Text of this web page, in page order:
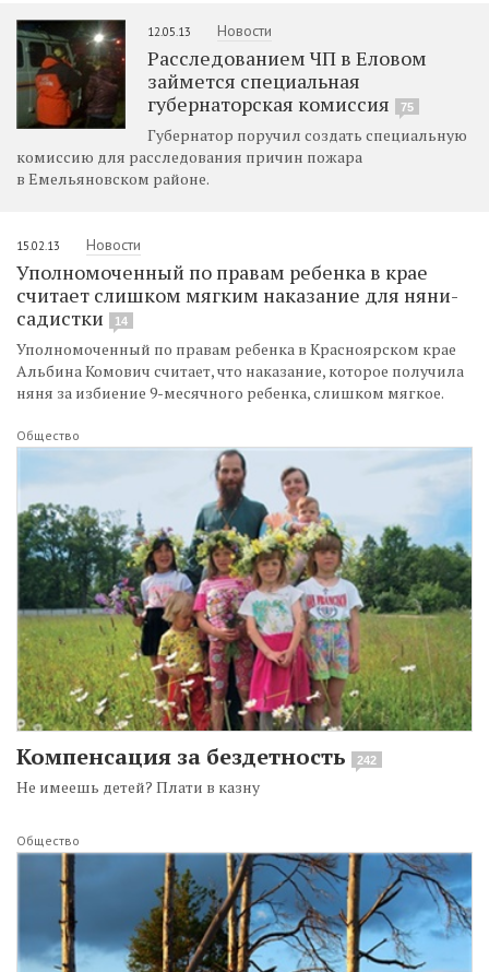
12.05.13 Новости
Расследованием ЧП в Еловом
займется специальная
губернаторская комиссия
75
Губернатор поручил создать специальную
комиссию для расследования причин пожара
в Емельяновском районе.
15.02.13 Новости
Уполномоченный по правам ребенка в крае
считает слишком мягким наказание для няни-
садистки
14
Уполномоченный по правам ребенка в Красноярском крае
Альбина Комович считает, что наказание, которое получила
няня за избиение 9-месячного ребенка, слишком мягкое.
Общество
Компенсация за бездетность 242
Не имеешь детей? Плати в казну
Общество